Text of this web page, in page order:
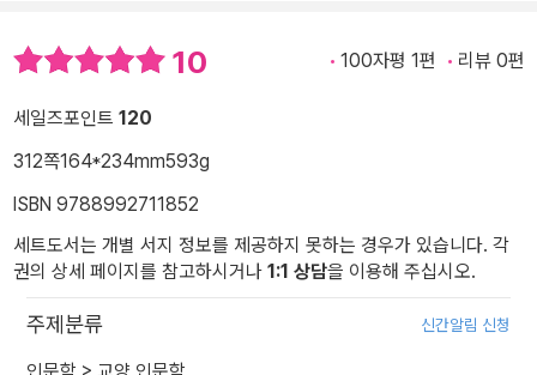
10 100자평 1편 리뷰 0편
세일즈포인트 120
312쪽164*234mm593g
ISBN 9788992711852
세트도서는 개별 서지 정보를 제공하지 못하는 경우가 있습니다. 각
권의 상세 페이지를 참고하시거나 1:1 상담을 이용해 주십시오.
주제분류 신간알림 신청